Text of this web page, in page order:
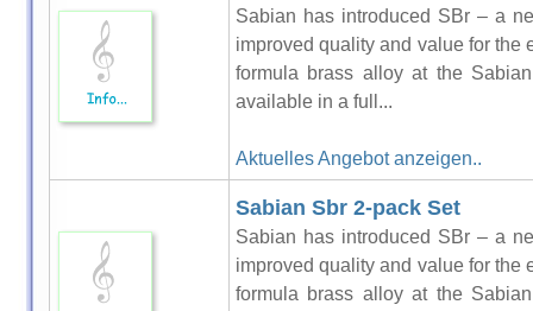
Sabian has introduced SBr – a
improved quality and value for the
formula brass alloy at the
available in a full...
Aktuelles Angebot anzeigen..
Sabian Sbr 2-pack Set
Sabian has introduced SBr – a
improved quality and value for the
formula brass alloy at the